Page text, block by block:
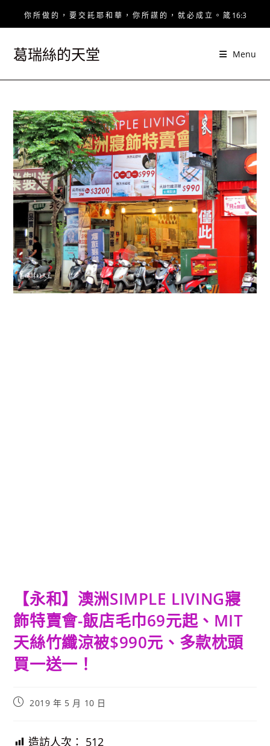
你 所 做 的 ， 要 交 託 耶 和 華 ， 你 所 謀 的 ， 就 必 成 立 。 箴 16:3
葛瑞絲的天堂 Menu
【永和】澳洲SIMPLE LIVING寢
飾特賣會-飯店毛巾69元起、MIT
天絲竹纖涼被$990元、多款枕頭
買一送一！
Post2019 年 5 月 10 日
造訪人次： 512